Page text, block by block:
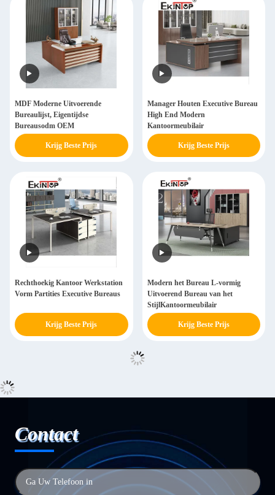
MDF Moderne Uitvoerende
Bureaulijst, Eigentijdse
Bureausodm OEM
Krijg Beste Prijs
Manager Houten Executive Bureau
High End Modern
Kantoormeubilair
Krijg Beste Prijs
Rechthoekig Kantoor Werkstation
Vorm Partities Executive Bureaus
Krijg Beste Prijs
Modern het Bureau L-vormig
Uitvoerend Bureau van het
StijlKantoormeubilair
Krijg Beste Prijs
Contact